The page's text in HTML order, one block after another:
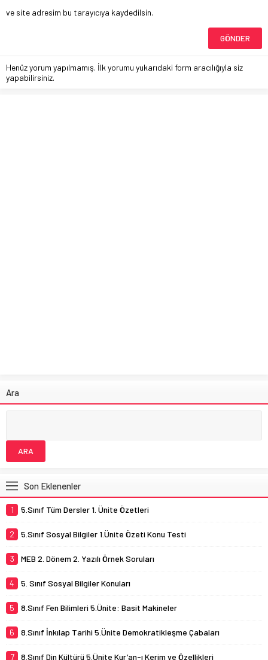
ve site adresim bu tarayıcıya kaydedilsin.
Henüz yorum yapılmamış. İlk yorumu yukarıdaki form aracılığıyla siz
yapabilirsiniz.
Ara
Son Eklenenler
1 5.Sınıf Tüm Dersler 1. Ünite Özetleri
2 5.Sınıf Sosyal Bilgiler 1.Ünite Özeti Konu Testi
3 MEB 2. Dönem 2. Yazılı Örnek Soruları
4 5. Sınıf Sosyal Bilgiler Konuları
5 8.Sınıf Fen Bilimleri 5.Ünite: Basit Makineler
6 8.Sınıf İnkılap Tarihi 5.Ünite Demokratikleşme Çabaları
7 8.Sınıf Din Kültürü 5.Ünite Kur’an-ı Kerim ve Özellikleri